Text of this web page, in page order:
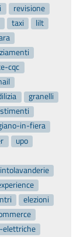
revisione
taxi
lilt
cqc
granelli
in-fiera
upo
elezioni
elettriche